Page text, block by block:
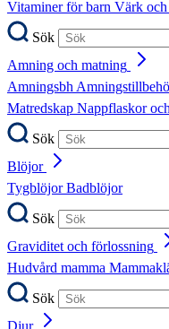
Vitaminer för barn Värk och
Sök
Amning och matning
Amningsbh
Matredskap Nappflaskor
Sök
Blöjor
TygblöjorBadblöjor
Sök
Graviditet och förlossning
Hudvård mamma
Sök